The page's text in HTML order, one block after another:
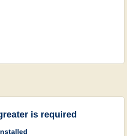
is required